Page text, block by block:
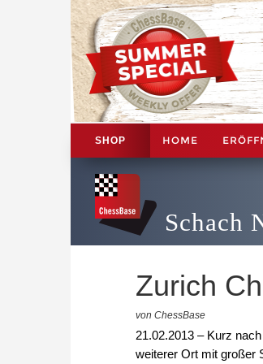
SHOP HOME
Schach
Zurich
von ChessBase
21.02.2013 – Kurz
weiterer Ort mit großer